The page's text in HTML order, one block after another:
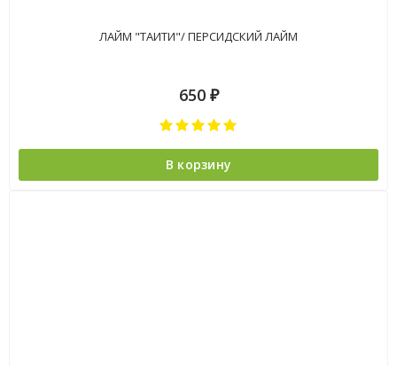
ЛАЙМ "ТАИТИ"/ ПЕРСИДСКИЙ ЛАЙМ
650 ₽
В корзину